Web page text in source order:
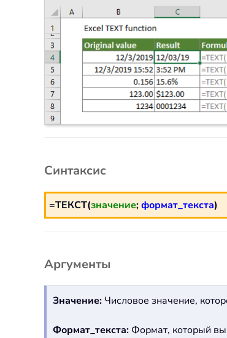
Синтаксис
=ТЕКСТ(значение;формат_текста)
Аргументы
Значение: Числовое значение,
Формат_текста: Формат, который